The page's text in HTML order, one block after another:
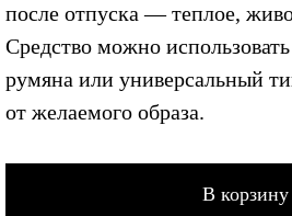
после отпуска — теплое,
Средство можно
румяна или универсальный
от желаемого образа.
В корзину